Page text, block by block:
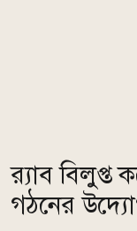
র‌্যাব বিলুপ্ত
গঠনের